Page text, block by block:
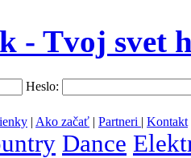
- Tvoj svet
Heslo:
| Ako začať | Partneri | Kontakt
Dance